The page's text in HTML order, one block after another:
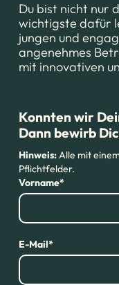
Du bist nicht nur
wichtigste dafür
jungen und
angenehmes
mit innovativen
Konnten wir
Dann bewirb
Hinweis:Alle mit
Pflichtfelder.
Vorname*
E-Mail*